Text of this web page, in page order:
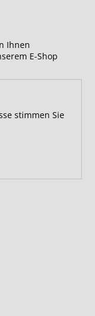
Ihnen
E-Shop
stimmen Sie